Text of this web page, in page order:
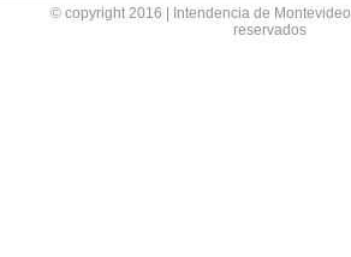
© copyright 2016 | Intendencia de
reservados